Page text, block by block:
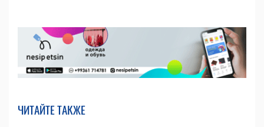
ЧИТАЙТЕ ТАКЖЕ